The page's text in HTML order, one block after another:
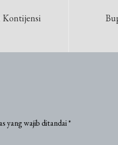
Kontijensi
yang wajib ditandai*